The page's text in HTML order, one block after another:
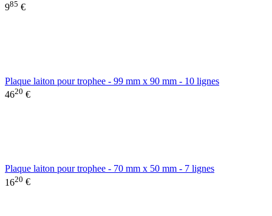
985 €
Plaque laiton pour trophee - 99 mm x 90 mm - 10 lignes
4620 €
Plaque laiton pour trophee - 70 mm x 50 mm - 7 lignes
1620 €